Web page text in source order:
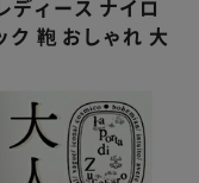
ディース ナイロ
ク 鞄 おしゃれ 大